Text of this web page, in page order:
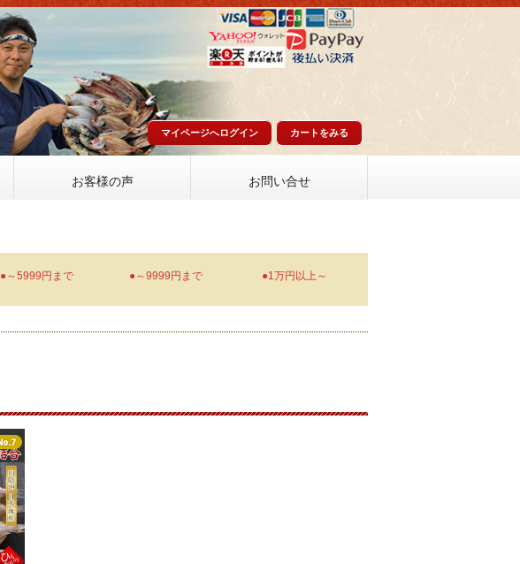
マイページへログイン カートをみる
お客様の声 お問い合せ
●～5999円まで ●～9999円まで ●1万円以上～